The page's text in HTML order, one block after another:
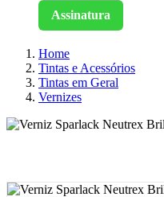
Assinatura
Home
Tintas e Acessórios
Tintas em Geral
Vernizes